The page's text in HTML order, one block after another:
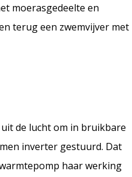
moerasgedeelte en
terug een zwemvijver met
de lucht om in bruikbare
inverter gestuurd. Dat
haar werking